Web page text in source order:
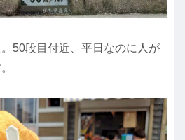
50段目付近、平日なのに人が